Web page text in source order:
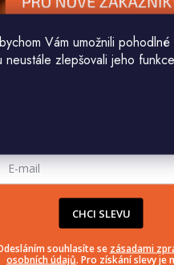
Vám umožnili
zlepšovali jeho
Vložením e-mailu
CHCI SLEVU
souhlasíte se zásadami
osobních údajů. Pro získání slevy je